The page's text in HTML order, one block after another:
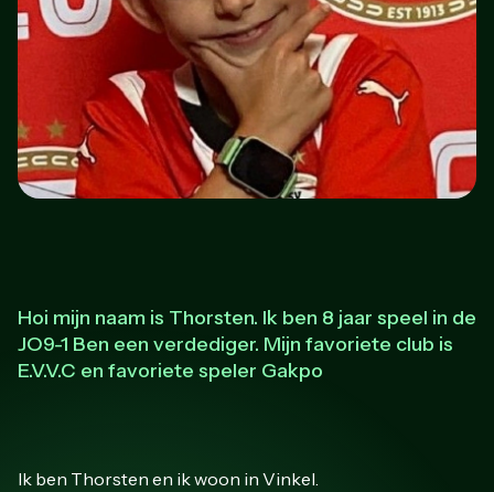
Hoi mijn naam is Thorsten. Ik ben 8 jaar speel in de
JO9-1 Ben een verdediger. Mijn favoriete club is
E.V.V.C en favoriete speler Gakpo
Ik ben Thorsten en ik woon in Vinkel.